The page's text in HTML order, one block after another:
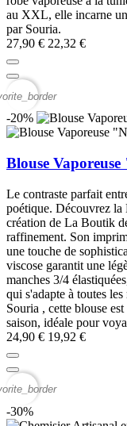
au XXL, elle incarne
par Souria.
27,90 € 22,32 €
-20%
Blouse
Le contraste parfait
poétique. Découvrez
création de La Boutik
raffinement. Son
une touche de
viscose garantit une
manches 3/4
qui s'adapte à toutes
Souria , cette blouse
saison, idéale pour
24,90 € 19,92 €
-30%